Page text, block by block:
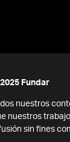
Fundar
nuestros
nuestros
sin fines